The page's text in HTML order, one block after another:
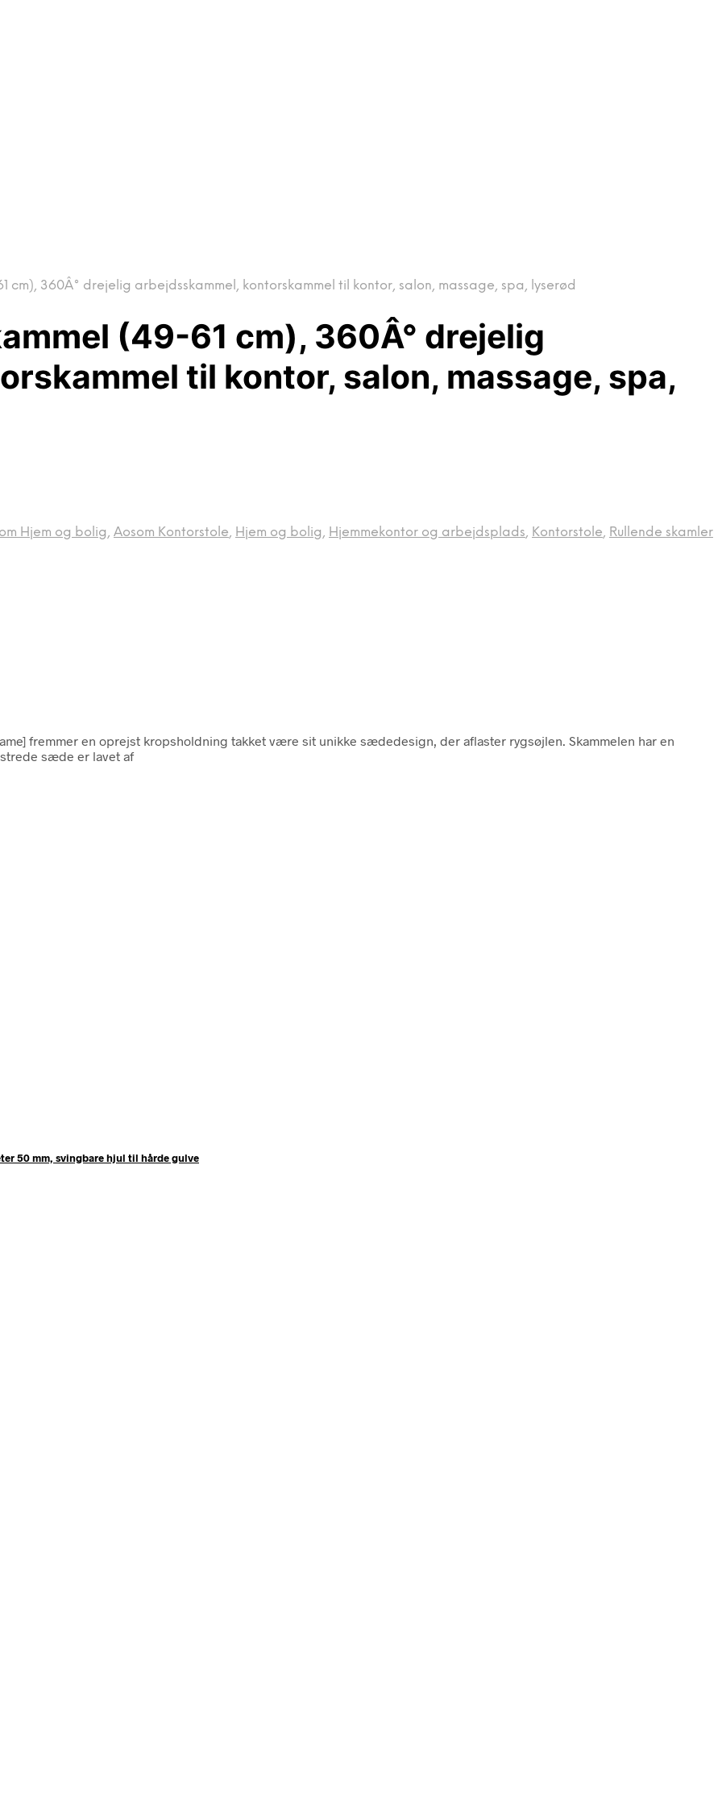
cm), 360Â° drejelig arbejdsskammel, kontorskammel til kontor, salon, massage, spa, lyserød
(49-61 cm), 360Â° drejelig
til kontor, salon, massage, spa,
Hjem og bolig, Aosom Kontorstole, Hjem og bolig, Hjemmekontor og arbejdsplads, Kontorstole, Rullende skamler
fremmer en oprejst kropsholdning takket være sit unikke sædedesign, der aflaster rygsøjlen. Skammelen har en
sæde er lavet af
50 mm, svingbare hjul til hårde gulve